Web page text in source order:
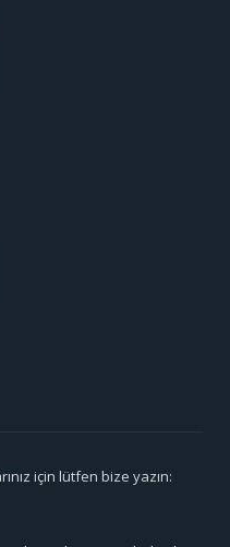
için lütfen bize yazın: